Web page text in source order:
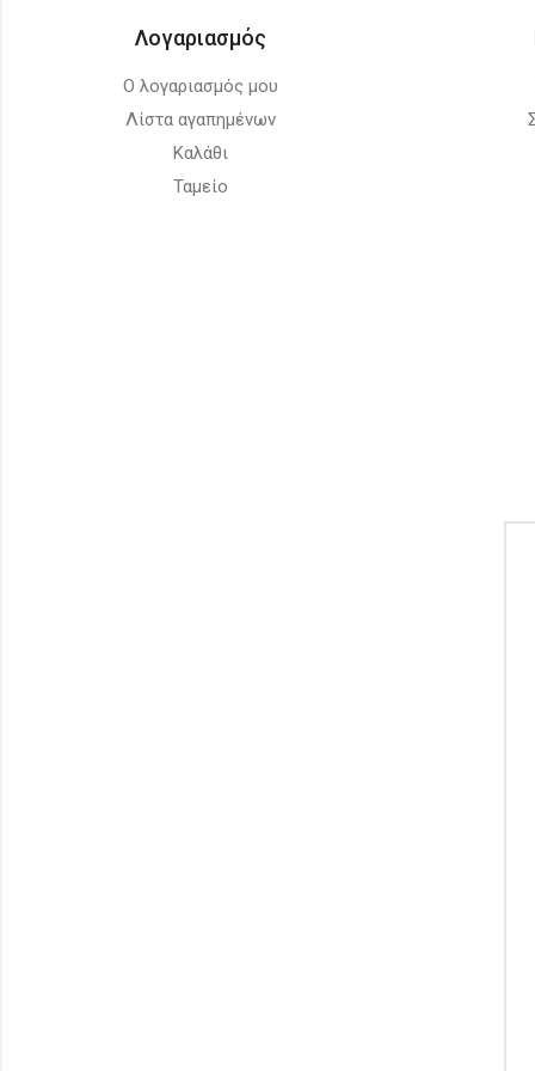
Λογαριασμός
Ο λογαριασμός μου
Λίστα αγαπημένων
Καλάθι
Ταμείο